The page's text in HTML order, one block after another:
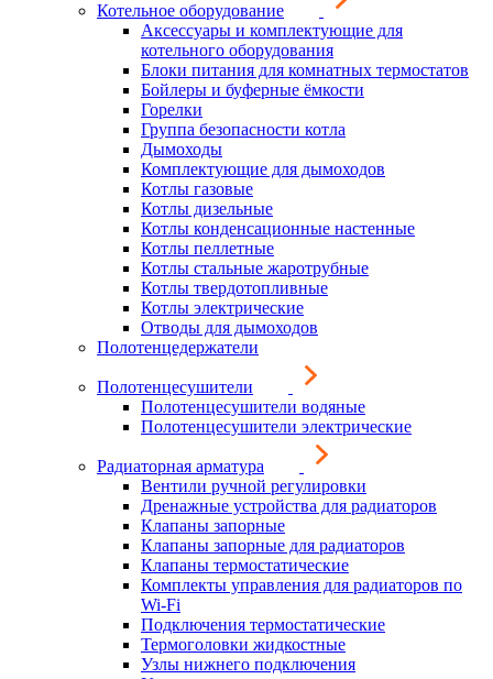
Котельное оборудование
Аксессуары и комплектующие для
котельного оборудования
Блоки питания для комнатных термостатов
Бойлеры и буферные ёмкости
Горелки
Группа безопасности котла
Дымоходы
Комплектующие для дымоходов
Котлы газовые
Котлы дизельные
Котлы конденсационные настенные
Котлы пеллетные
Котлы стальные жаротрубные
Котлы твердотопливные
Котлы электрические
Отводы для дымоходов
Полотенцедержатели
Полотенцесушители
Полотенцесушители водяные
Полотенцесушители электрические
Радиаторная арматура
Вентили ручной регулировки
Дренажные устройства для радиаторов
Клапаны запорные
Клапаны запорные для радиаторов
Клапаны термостатические
Комплекты управления для радиаторов по
Wi-Fi
Подключения термостатические
Термоголовки жидкостные
Узлы нижнего подключения